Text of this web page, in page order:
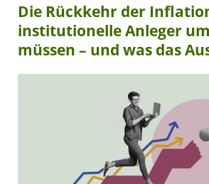
Die Rückkehr der
institutionelle Anleger
müssen – und was das